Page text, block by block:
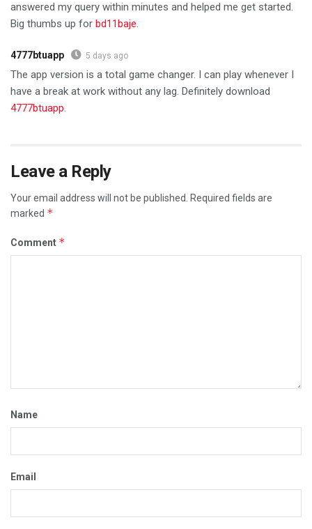
answered my query within minutes and helped me get started.
Big thumbs up for bd11baje.
4777btuapp 5 days ago
The app version is a total game changer. I can play whenever I
have a break at work without any lag. Definitely download
4777btuapp.
Leave a Reply
Your email address will not be published. Required fields are
marked *
Comment *
Name
Email